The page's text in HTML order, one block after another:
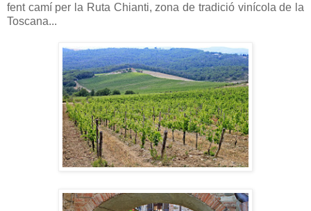
fent camí per la Ruta Chianti, zona de tradició vinícola de la
Toscana...